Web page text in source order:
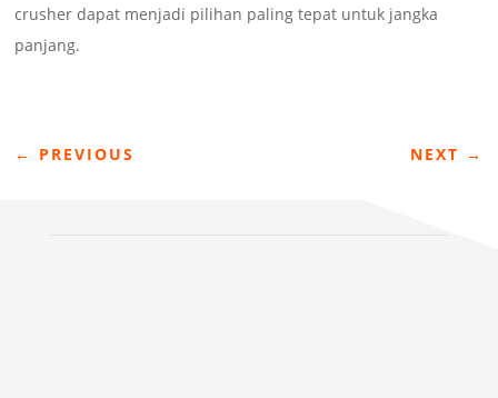
crusher dapat menjadi pilihan paling tepat untuk jangka
panjang.
← PREVIOUS NEXT →